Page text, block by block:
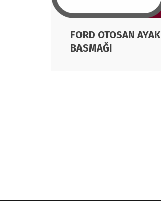
FORD OTOSAN AYAK
BASMAĞI